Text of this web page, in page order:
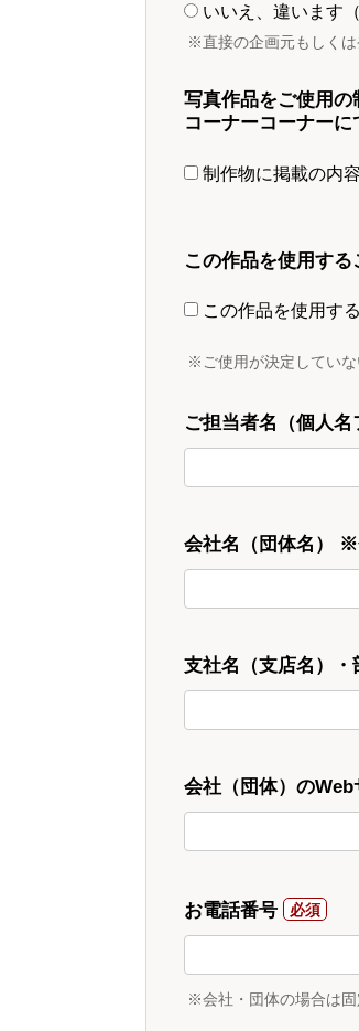
いいえ、違います
※直接の企画元もしくは
写真作品をご使用
コーナーコーナーに
制作物に掲載の内
この作品を使用する
この作品を使用す
※ご使用が決定していな
ご担当者名（個人名
会社名（団体名） ※
支社名（支店名）
会社（団体）の
お電話番号
※会社・団体の場合は固